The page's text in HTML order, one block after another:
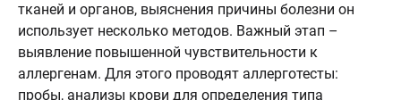
тканей и органов, выяснения причины болезни он
использует несколько методов. Важный этап –
выявление повышенной чувствительности к
аллергенам. Для этого проводят аллерготесты:
пробы, анализы крови для определения типа